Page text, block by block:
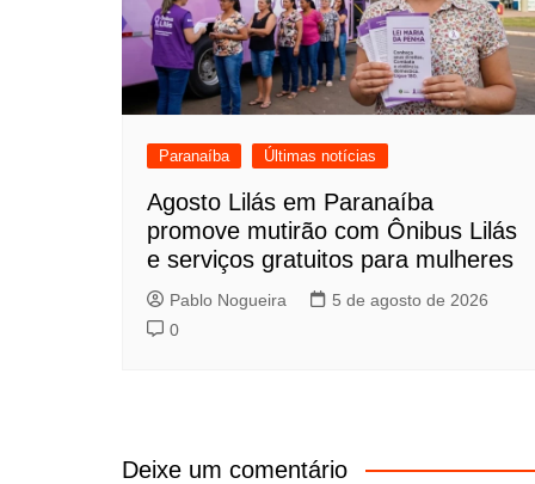
Paranaíba Últimas notícias
Agosto Lilás em Paranaíba
promove mutirão com Ônibus Lilás
e serviços gratuitos para mulheres
Pablo Nogueira
5 de agosto de 2026
0
Deixe um comentário